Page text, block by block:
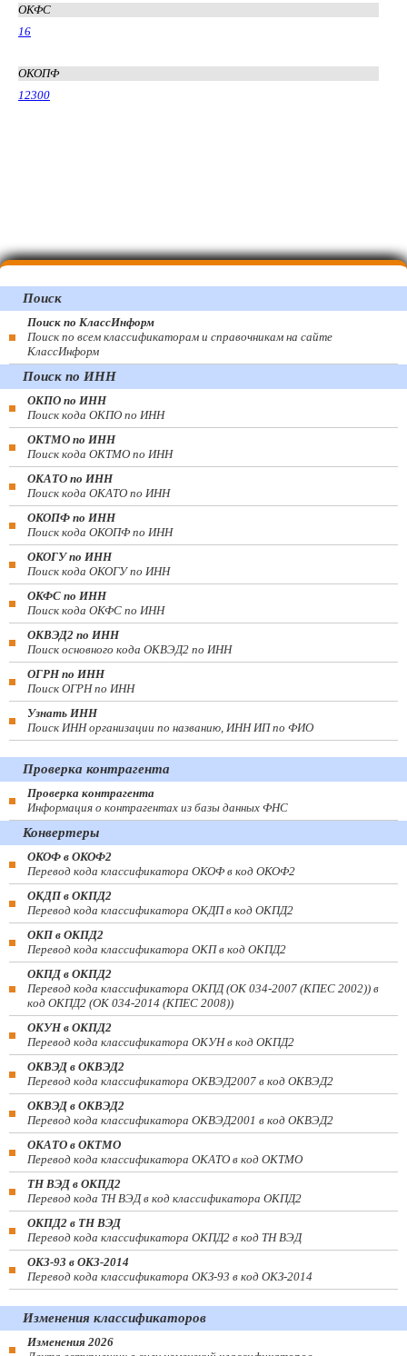
ОКФС
16
ОКОПФ
12300
Поиск
Поиск по КлассИнформ
Поиск по всем классификаторам и справочникам на сайте
КлассИнформ
Поиск по ИНН
ОКПО по ИНН
Поиск кода ОКПО по ИНН
ОКТМО по ИНН
Поиск кода ОКТМО по ИНН
ОКАТО по ИНН
Поиск кода ОКАТО по ИНН
ОКОПФ по ИНН
Поиск кода ОКОПФ по ИНН
ОКОГУ по ИНН
Поиск кода ОКОГУ по ИНН
ОКФС по ИНН
Поиск кода ОКФС по ИНН
ОКВЭД2 по ИНН
Поиск основного кода ОКВЭД2 по ИНН
ОГРН по ИНН
Поиск ОГРН по ИНН
Узнать ИНН
Поиск ИНН организации по названию, ИНН ИП по ФИО
Проверка контрагента
Проверка контрагента
Информация о контрагентах из базы данных ФНС
Конвертеры
ОКОФ в ОКОФ2
Перевод кода классификатора ОКОФ в код ОКОФ2
ОКДП в ОКПД2
Перевод кода классификатора ОКДП в код ОКПД2
ОКП в ОКПД2
Перевод кода классификатора ОКП в код ОКПД2
ОКПД в ОКПД2
Перевод кода классификатора ОКПД (ОК 034-2007 (КПЕС 2002)) в
код ОКПД2 (ОК 034-2014 (КПЕС 2008))
ОКУН в ОКПД2
Перевод кода классификатора ОКУН в код ОКПД2
ОКВЭД в ОКВЭД2
Перевод кода классификатора ОКВЭД2007 в код ОКВЭД2
ОКВЭД в ОКВЭД2
Перевод кода классификатора ОКВЭД2001 в код ОКВЭД2
ОКАТО в ОКТМО
Перевод кода классификатора ОКАТО в код ОКТМО
ТН ВЭД в ОКПД2
Перевод кода ТН ВЭД в код классификатора ОКПД2
ОКПД2 в ТН ВЭД
Перевод кода классификатора ОКПД2 в код ТН ВЭД
ОКЗ-93 в ОКЗ-2014
Перевод кода классификатора ОКЗ-93 в код ОКЗ-2014
Изменения классификаторов
Изменения 2026